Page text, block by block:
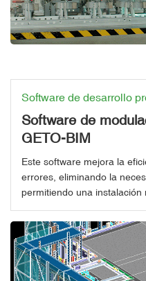
Software de
GETO-BIM
Software de desarrollo
Este software mejora la
errores, eliminando la
permitiendo una instalación